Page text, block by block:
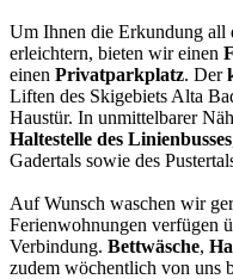
Um Ihnen die Erkundung all
erleichtern, bieten wir einen
einen Privatparkplatz. Der
Liften des Skigebiets Alta
Haustür. In unmittelbarer
Haltestelle des Linienbusses
Gadertals sowie des
Auf Wunsch waschen wir
Ferienwohnungen verfügen
Verbindung. Bettwäsche,
zudem wöchentlich von uns